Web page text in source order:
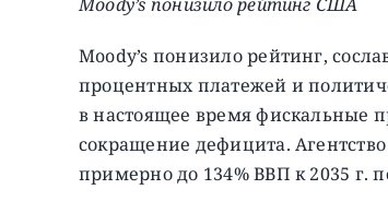
Moody’s понизило рейтинг,
процентных платежей и
в настоящее время фискальные
сокращение дефицита.
примерно до 134% ВВП к 2035 г.